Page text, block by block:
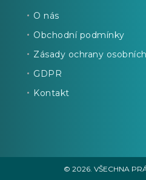
O nás
Obchodní podmínky
Zásady ochrany
GDPR
Kontakt
© 2026. VŠECHNA